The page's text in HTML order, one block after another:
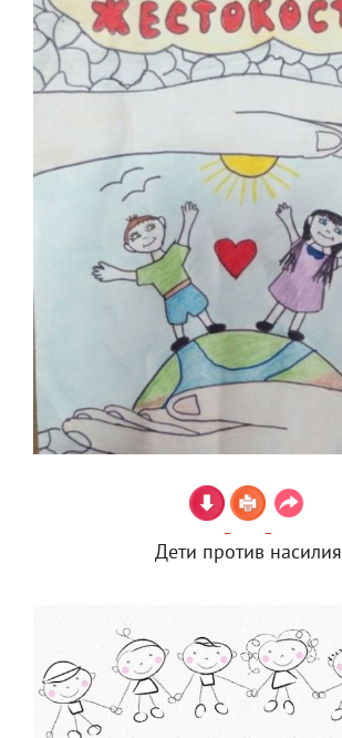
Дети против насилия